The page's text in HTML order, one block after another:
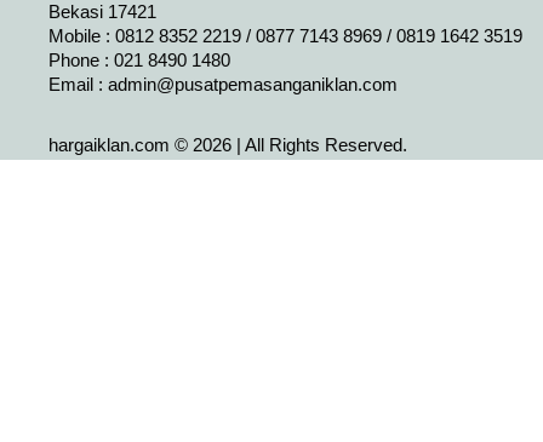
Bekasi 17421
Mobile : 0812 8352 2219 / 0877 7143 8969 / 0819 1642 3519
Phone : 021 8490 1480
Email : admin@pusatpemasanganiklan.com
hargaiklan.com © 2026 | All Rights Reserved.